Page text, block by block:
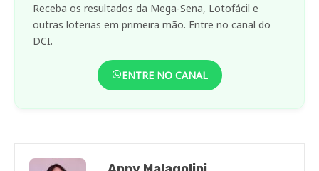
Receba os resultados da Mega-Sena, Lotofácil e
outras loterias em primeira mão. Entre no canal do
DCI.
ENTRE NO CANAL